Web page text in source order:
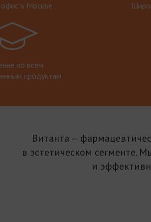
в Москве
по всем
продуктам
Витанта —
в эстетическом сегменте.
и